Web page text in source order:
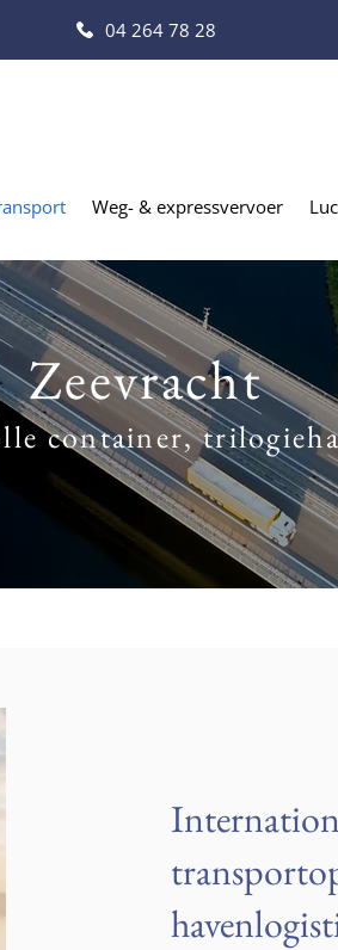
04 264 78 28
Weg- & expressvervoer
Zeevracht
container,